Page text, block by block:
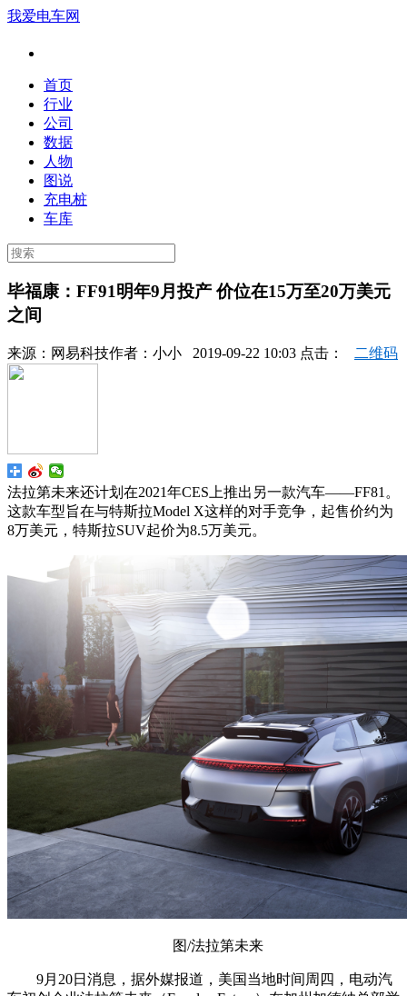
我爱电车网
首页
行业
公司
数据
人物
图说
充电桩
车库
毕福康：FF91明年9月投产 价位在15万至20万美元
之间
来源： 网易科技作者： 小小 2019-09-22 10:03 点击： 二维码
法拉第未来还计划在2021年CES上推出另一款汽车——FF81。
这款车型旨在与特斯拉Model X这样的对手竞争，起售价约为
8万美元，特斯拉SUV起价为8.5万美元。
图/法拉第未来
9月20日消息，据外媒报道，美国当地时间周四，电动汽